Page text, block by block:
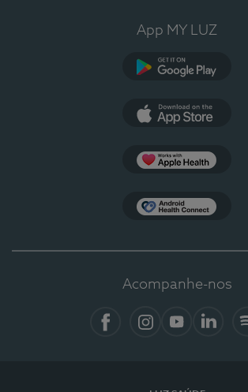
App MY LUZ
Acompanhe-nos